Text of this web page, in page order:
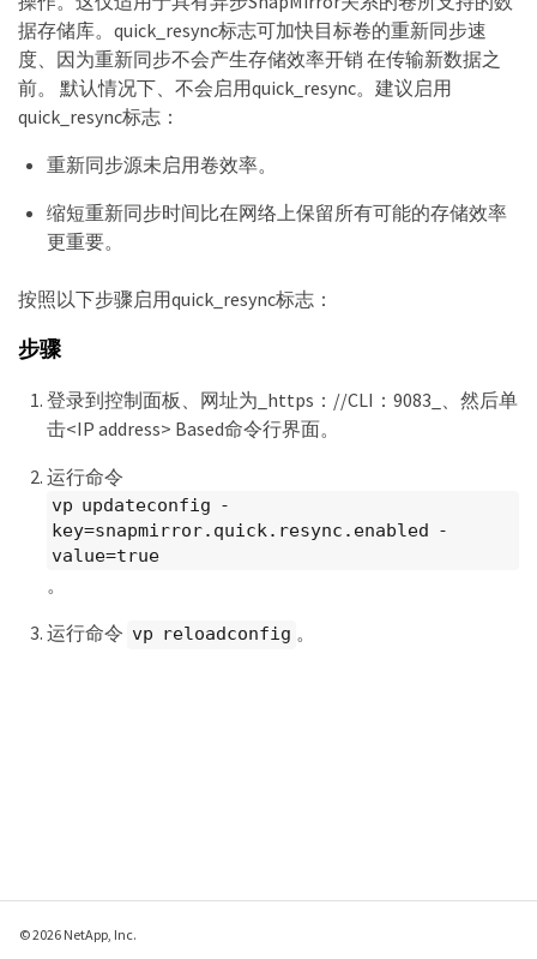
据存储库。quick_resync标志可加快目标卷的重新同步速
度、因为重新同步不会产生存储效率开销 在传输新数据之
前。 默认情况下、不会启用quick_resync。建议启用
quick_resync标志：
重新同步源未启用卷效率。
缩短重新同步时间比在网络上保留所有可能的存储效率
更重要。
按照以下步骤启用quick_resync标志：
步骤
登录到控制面板、网址为_https：//CLI：9083_、然后单
击<IP address> Based命令行界面。
运行命令
vp updateconfig -
key=snapmirror.quick.resync.enabled -
value=true
。
运行命令 vp reloadconfig 。
© 2026 NetApp, Inc.